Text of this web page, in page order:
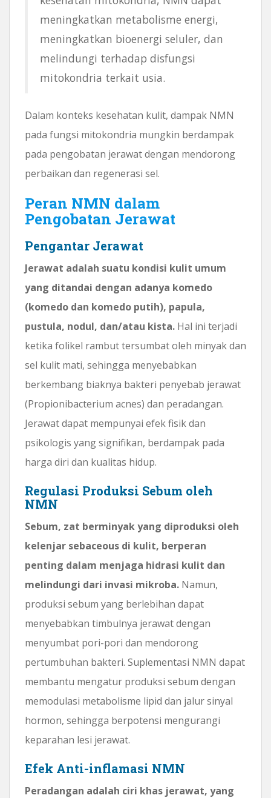
meningkatkan metabolisme energi,
meningkatkan bioenergi seluler, dan
melindungi terhadap disfungsi
mitokondria terkait usia.
Dalam konteks kesehatan kulit, dampak NMN
pada fungsi mitokondria mungkin berdampak
pada pengobatan jerawat dengan mendorong
perbaikan dan regenerasi sel.
Peran NMN dalam
Pengobatan Jerawat
Pengantar Jerawat
Jerawat adalah suatu kondisi kulit umum
yang ditandai dengan adanya komedo
(komedo dan komedo putih), papula,
pustula, nodul, dan/atau kista. Hal ini terjadi
ketika folikel rambut tersumbat oleh minyak dan
sel kulit mati, sehingga menyebabkan
berkembang biaknya bakteri penyebab jerawat
(Propionibacterium acnes) dan peradangan.
Jerawat dapat mempunyai efek fisik dan
psikologis yang signifikan, berdampak pada
harga diri dan kualitas hidup.
Regulasi Produksi Sebum oleh
NMN
Sebum, zat berminyak yang diproduksi oleh
kelenjar sebaceous di kulit, berperan
penting dalam menjaga hidrasi kulit dan
melindungi dari invasi mikroba. Namun,
produksi sebum yang berlebihan dapat
menyebabkan timbulnya jerawat dengan
menyumbat pori-pori dan mendorong
pertumbuhan bakteri. Suplementasi NMN dapat
membantu mengatur produksi sebum dengan
memodulasi metabolisme lipid dan jalur sinyal
hormon, sehingga berpotensi mengurangi
keparahan lesi jerawat.
Efek Anti-inflamasi NMN
Peradangan adalah ciri khas jerawat, yang